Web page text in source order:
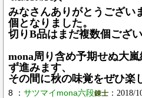
みなさんありがとうござい
個となりました。
切りB品はまだ複数個ござい
mona周り含め予期せぬ大
ず進みます、
その間に秋の味覚をぜひ楽
8 ： サツマイmona六段錬士 ：2018/